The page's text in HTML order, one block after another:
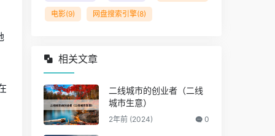
电影(9) 网盘搜索引擎(8)
相关文章
二线城市的创业者（二线
城市生意）
2年前 (2024) 0